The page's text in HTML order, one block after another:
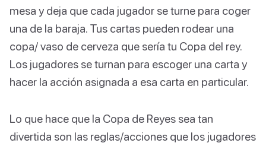
mesa y deja que cada jugador se turne para coger
una de la baraja. Tus cartas pueden rodear una
copa/ vaso de cerveza que sería tu Copa del rey.
Los jugadores se turnan para escoger una carta y
hacer la acción asignada a esa carta en particular.
Lo que hace que la Copa de Reyes sea tan
divertida son las reglas/acciones que los jugadores